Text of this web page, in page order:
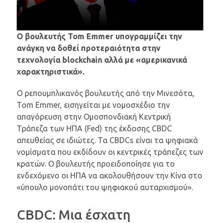
Ο βουλευτής Tom Emmer υπογραμμίζει την
ανάγκη να δοθεί προτεραιότητα στην
τεχνολογία blockchain αλλά με «αμερικανικά
χαρακτηριστικά».
Ο ρεπουμπλικανός βουλευτής από την Μινεσότα,
Tom Emmer, εισηγείται με νομοσχέδιο την
απαγόρευση στην Ομοσπονδιακή Κεντρική
Τράπεζα των ΗΠΑ (Fed) της έκδοσης CBDC
απευθείας σε ιδιώτες. Τα CBDCs είναι τα ψηφιακά
νομίσματα που εκδίδουν οι κεντρικές τράπεζες των
κρατών. Ο βουλευτής προειδοποίησε για το
ενδεχόμενο οι ΗΠΑ να ακολουθήσουν την Κίνα στο
«ύπουλο μονοπάτι του ψηφιακού αυταρχισμού».
CBDC: Μια έσχατη